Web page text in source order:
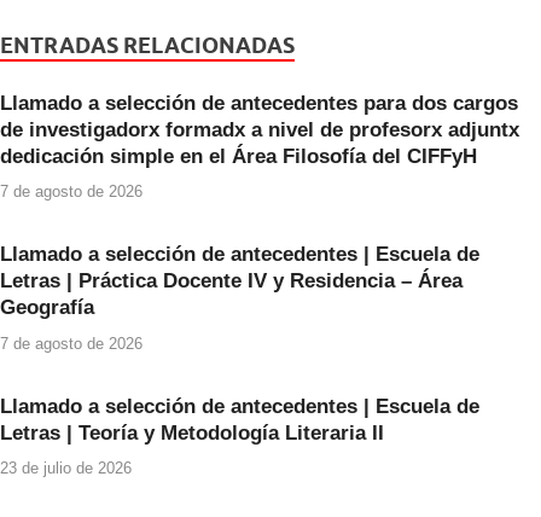
e
o
o
k
er s
p
p
ENTRADAS RELACIONADAS
Llamado a selección de antecedentes para dos cargos
de investigadorx formadx a nivel de profesorx adjuntx
dedicación simple en el Área Filosofía del CIFFyH
7 de agosto de 2026
Llamado a selección de antecedentes | Escuela de
Letras | Práctica Docente IV y Residencia – Área
Geografía
7 de agosto de 2026
Llamado a selección de antecedentes | Escuela de
Letras | Teoría y Metodología Literaria II
23 de julio de 2026